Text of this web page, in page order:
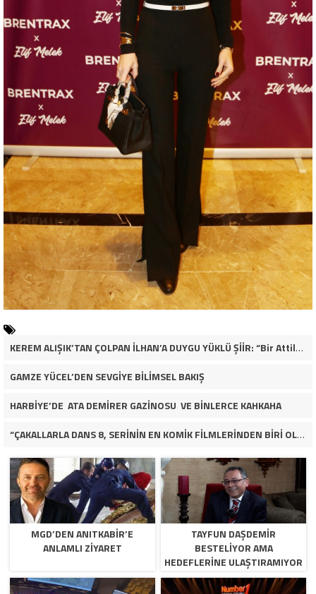
KEREM ALIŞIK’TAN ÇOLPAN İLHAN’A DUYGU YÜKLÜ ŞİİR: “Bir Attila İlhan şiirinden çıkmıştı sanki”
GAMZE YÜCEL’DEN SEVGİYE BİLİMSEL BAKIŞ
HARBİYE’DE ATA DEMİRER GAZİNOSU VE BİNLERCE KAHKAHA
“ÇAKALLARLA DANS 8, SERİNİN EN KOMİK FİLMLERİNDEN BİRİ OLUYOR”
MGD’DEN ANITKABİR’E
ANLAMLI ZİYARET
TAYFUN DAŞDEMIR
BESTELIYOR AMA
HEDEFLERINE ULAŞTIRAMIYOR